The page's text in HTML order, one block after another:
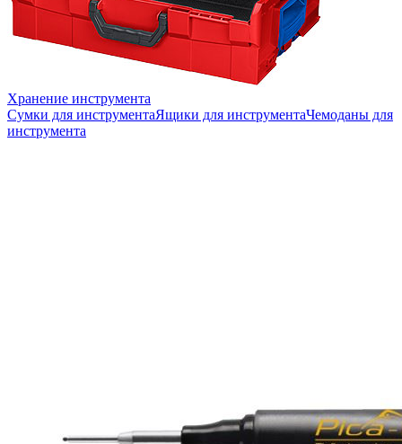
Хранение инструмента
Сумки для инструментаЯщики для инструментаЧемоданы для
инструмента